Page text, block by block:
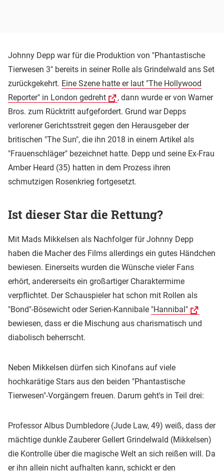
Johnny Depp war für die Produktion von "Phantastische
Tierwesen 3" bereits in seiner Rolle als Grindelwald ans Set
zurückgekehrt. Eine Szene hatte er laut "The Hollywood
Reporter" in London gedreht
, dann wurde er von Warner
Bros. zum Rücktritt aufgefordert. Grund war Depps
verlorener Gerichtsstreit gegen den Herausgeber der
britischen "The Sun", die ihn 2018 in einem Artikel als
"Frauenschläger" bezeichnet hatte. Depp und seine Ex-Frau
Amber Heard (35) hatten in dem Prozess ihren
schmutzigen Rosenkrieg fortgesetzt.
Ist dieser Star die Rettung?
Mit Mads Mikkelsen als Nachfolger für Johnny Depp
haben die Macher des Films allerdings ein gutes Händchen
bewiesen. Einerseits wurden die Wünsche vieler Fans
erhört, andererseits ein großartiger Charaktermime
verpflichtet. Der Schauspieler hat schon mit Rollen als
"Bond"-Bösewicht oder Serien-Kannibale "Hannibal"
bewiesen, dass er die Mischung aus charismatisch und
diabolisch beherrscht.
Neben Mikkelsen dürfen sich Kinofans auf viele
hochkarätige Stars aus den beiden "Phantastische
Tierwesen"-Vorgängern freuen. Darum geht's in Teil drei:
Professor Albus Dumbledore (Jude Law, 49) weiß, dass der
mächtige dunkle Zauberer Gellert Grindelwald (Mikkelsen)
die Kontrolle über die magische Welt an sich reißen will. Da
er ihn allein nicht aufhalten kann, schickt er den